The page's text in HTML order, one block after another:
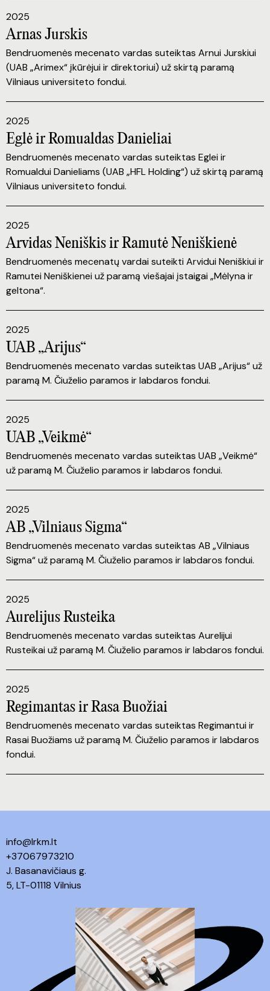
Arnas Jurskis
Bendruomenės mecenato vardas suteiktas Arnui Jurskiui
(UAB „Arimex“ įkūrėjui ir direktoriui) už skirtą paramą
Vilniaus universiteto fondui.
2025
Eglė ir Romualdas Danieliai
Bendruomenės mecenato vardas suteiktas Eglei ir
Romualdui Danieliams (UAB „HFL Holding“) už skirtą paramą
Vilniaus universiteto fondui.
2025
Arvidas Neniškis ir Ramutė Neniškienė
Bendruomenės mecenatų vardai suteikti Arvidui Neniškiui ir
Ramutei Neniškienei už paramą viešajai įstaigai „Mėlyna ir
geltona“.
2025
UAB „Arijus“
Bendruomenės mecenato vardas suteiktas UAB „Arijus“ už
paramą M. Čiuželio paramos ir labdaros fondui.
2025
UAB „Veikmė“
Bendruomenės mecenato vardas suteiktas UAB „Veikmė“
už paramą M. Čiuželio paramos ir labdaros fondui.
2025
AB „Vilniaus Sigma“
Bendruomenės mecenato vardas suteiktas AB „Vilniaus
Sigma“ už paramą M. Čiuželio paramos ir labdaros fondui.
2025
Aurelijus Rusteika
Bendruomenės mecenato vardas suteiktas Aurelijui
Rusteikai už paramą M. Čiuželio paramos ir labdaros fondui.
2025
Regimantas ir Rasa Buožiai
Bendruomenės mecenato vardas suteiktas Regimantui ir
Rasai Buožiams už paramą M. Čiuželio paramos ir labdaros
fondui.
2025
info@lrkm.lt
+37067973210
J. Basanavičiaus g.
5, LT-01118 Vilnius